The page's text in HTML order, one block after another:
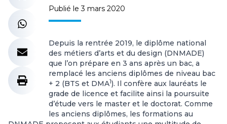
Publié le 3 mars 2020
Depuis la rentrée 2019, le diplôme national
des métiers d’arts et du design (DNMADE)
que l’on prépare en 3 ans après un bac, a
remplacé les anciens diplômes de niveau bac
+ 2 (BTS et DMA1). Il confère aux lauréats le
grade de licence et facilite ainsi la poursuite
d’étude vers le master et le doctorat. Comme
les anciens diplômes, les formations au